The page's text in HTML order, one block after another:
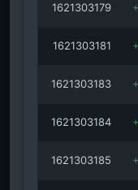
1621303179
1621303181
1621303183
1621303184
1621303185